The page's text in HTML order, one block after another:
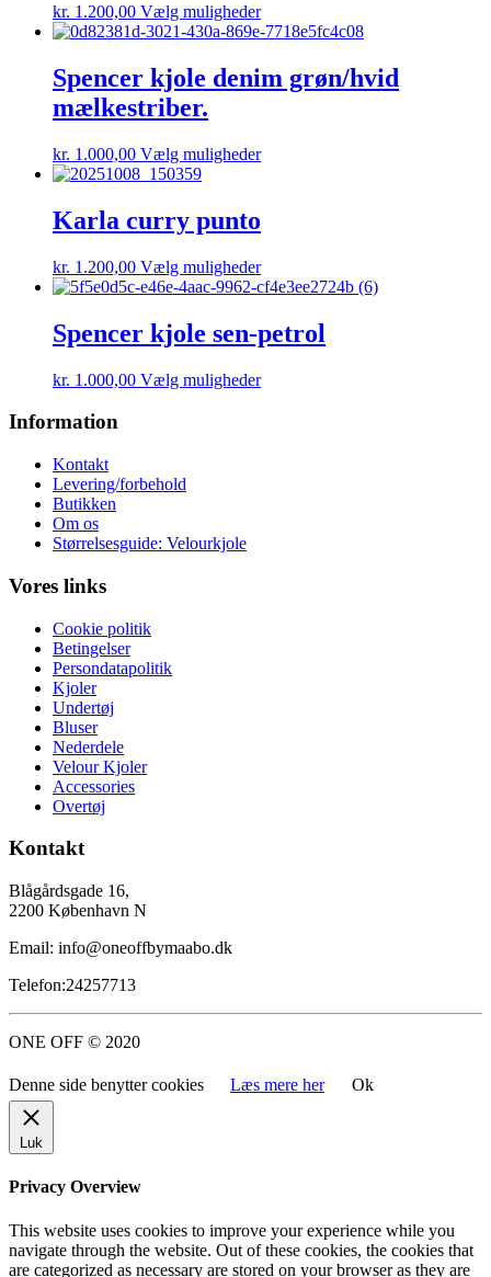
kr. 1.200,00 Vælg mulighederDette
vare
varianter.
vælges
på
Spencer kjole denim grøn/hvid
mælkestriber.
kr. 1.000,00 Vælg mulighederDette
varianter.
kan
vælges
varesiden
Karla curry punto
kr. 1.200,00 Vælg mulighederDette
vare
flere
varianter.
kan
Spencer kjole sen-petrol
kr. 1.000,00 Vælg mulighederDette
Information
Kontakt
Levering/forbehold
Butikken
Om os
Størrelsesguide: Velourkjole
Vores links
Cookie politik
Betingelser
Persondatapolitik
Kjoler
Undertøj
Bluser
Nederdele
Velour Kjoler
Accessories
Overtøj
Kontakt
Blågårdsgade 16,
2200 København N
Email: info@oneoffbymaabo.dk
Telefon:24257713
ONE OFF © 2020
Denne side benytter cookies Læs mere her Ok
Luk
Privacy Overview
This website uses cookies to improve your experience while you
navigate through the website. Out of these cookies, the cookies that
are categorized as necessary are stored on your browser as they are